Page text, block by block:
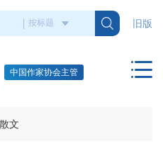
旧版
中国作家协会主管
散文